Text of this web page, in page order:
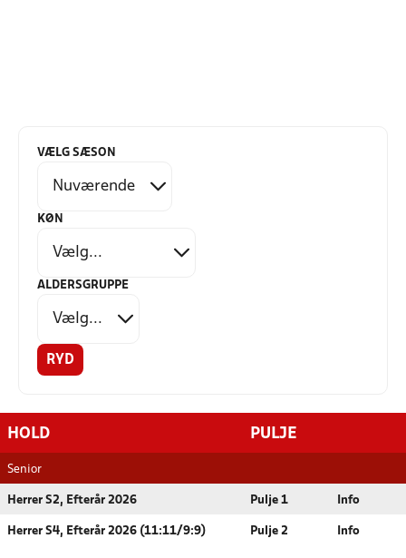
VÆLG SÆSON
KØN
ALDERSGRUPPE
RYD
HOLD PULJE
Senior
Herrer S2, Efterår 2026 Pulje 1 Info
Herrer S4, Efterår 2026 (11:11/9:9) Pulje 2 Info